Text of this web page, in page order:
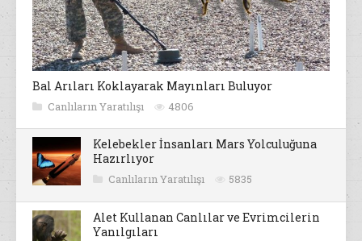
Bal Arıları Koklayarak Mayınları Buluyor
Canlıların Yaratılışı 4806
Kelebekler İnsanları Mars Yolculuğuna
Hazırlıyor
Canlıların Yaratılışı 5835
Alet Kullanan Canlılar ve Evrimcilerin
Yanılgıları